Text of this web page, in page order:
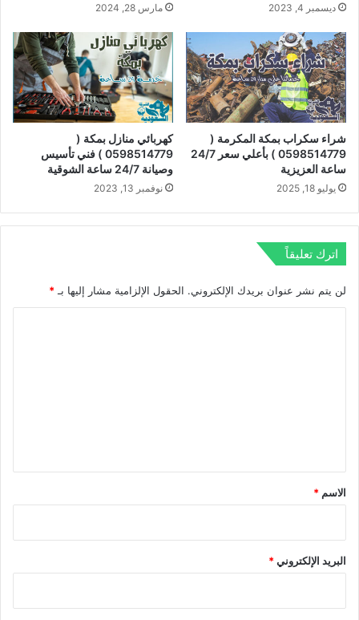
ديسمبر 4, 2023 مارس 28, 2024
شراء سكراب بمكة المكرمة (
0598514779 ) بأعلي سعر 24/7
ساعة العزيزية
يوليو 18, 2025
كهربائي منازل بمكة (
0598514779 ) فني تأسيس
وصيانة 24/7 ساعة الشوقية
نوفمبر 13, 2023
اترك تعليقاً
لن يتم نشر عنوان بريدك الإلكتروني. الحقول الإلزامية مشار إليها بـ *
*
الاسم *
البريد الإلكتروني*